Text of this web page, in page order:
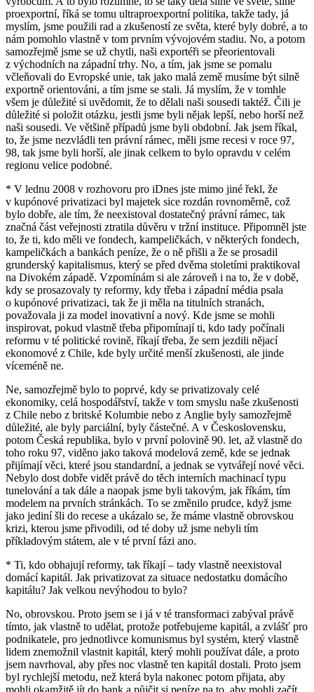
proexportní, říká se tomu ultraproexportní politika, takže tady, já
myslím, jsme použili rad a zkušeností ze světa, které byly dobré, a to
nám pomohlo vlastně v tom prvním vývojovém stadiu. No, a potom
samozřejmě jsme se už chytli, naši exportéři se přeorientovali
z východních na západní trhy. No, a tím, jak jsme se pomalu
včleňovali do Evropské unie, tak jako malá země musíme být silně
exportně orientováni, a tím jsme se stali. Já myslím, že v tomhle
všem je důležité si uvědomit, že to dělali naši sousedi taktéž. Čili je
důležité si položit otázku, jestli jsme byli nějak lepší, nebo horší než
naši sousedi. Ve většině případů jsme byli obdobní. Jak jsem říkal,
to, že jsme nezvládli ten právní rámec, měli jsme recesi v roce 97,
98, tak jsme byli horší, ale jinak celkem to bylo opravdu v celém
regionu velice podobné.
* V lednu 2008 v rozhovoru pro iDnes jste mimo jiné řekl, že
v kupónové privatizaci byl majetek sice rozdán rovnoměrně, což
bylo dobře, ale tím, že neexistoval dostatečný právní rámec, tak
značná část veřejnosti ztratila důvěru v tržní instituce. Připomněl jste
to, že ti, kdo měli ve fondech, kampeličkách, v některých fondech,
kampeličkách a bankách peníze, že o ně přišli a že se prosadil
grunderský kapitalismus, který se před dvěma stoletími praktikoval
na Divokém západě. Vzpomínám si ale zároveň i na to, že v době,
kdy se prosazovaly ty reformy, kdy třeba i západní média psala
o kupónové privatizaci, tak že ji měla na titulních stranách,
považovala ji za model inovativní a nový. Kde jsme se mohli
inspirovat, pokud vlastně třeba připomínají ti, kdo tady počínali
reformu v té politické rovině, říkají třeba, že sem jezdili nějací
ekonomové z Chile, kde byly určité menší zkušenosti, ale jinde
víceméně ne.
Ne, samozřejmě bylo to poprvé, kdy se privatizovaly celé
ekonomiky, celá hospodářství, takže v tom smyslu naše zkušenosti
z Chile nebo z britské Kolumbie nebo z Anglie byly samozřejmě
důležité, ale byly parciální, byly částečné. A v Československu,
potom Česká republika, bylo v první polovině 90. let, až vlastně do
toho roku 97, viděno jako taková modelová země, kde se jednak
přijímají věci, které jsou standardní, a jednak se vytvářejí nové věci.
Nebylo dost dobře vidět právě do těch interních machinací typu
tunelování a tak dále a naopak jsme byli takovým, jak říkám, tím
modelem na prvních stránkách. To se změnilo prudce, když jsme
jako jediní šli do recese a ukázalo se, že máme vlastně obrovskou
krizi, kterou jsme přivodili, od té doby už jsme nebyli tím
příkladovým státem, ale v té první fázi ano.
* Ti, kdo obhajují reformy, tak říkají – tady vlastně neexistoval
domácí kapitál. Jak privatizovat za situace nedostatku domácího
kapitálu? Jak velkou nevýhodou to bylo?
No, obrovskou. Proto jsem se i já v té transformaci zabýval právě
tímto, jak vlastně to udělat, protože potřebujeme kapitál, a zvlášť pro
podnikatele, pro jednotlivce komunismus byl systém, který vlastně
lidem znemožnil vlastnit kapitál, který mohli používat dále, a proto
jsem navrhoval, aby přes noc vlastně ten kapitál dostali. Proto jsem
byl rychlejší metodu, než která byla nakonec potom přijata, aby
mohli okamžitě jít do bank a půjčit si peníze na to, aby mohli začít